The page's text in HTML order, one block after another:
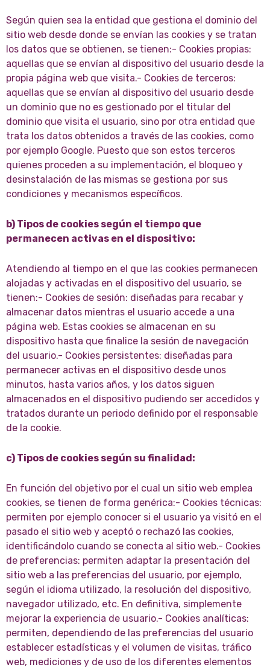
Según quien sea la entidad que gestiona el dominio del
sitio web desde donde se envían las cookies y se tratan
los datos que se obtienen, se tienen:- Cookies propias:
aquellas que se envían al dispositivo del usuario desde la
propia página web que visita.- Cookies de terceros:
aquellas que se envían al dispositivo del usuario desde
un dominio que no es gestionado por el titular del
dominio que visita el usuario, sino por otra entidad que
trata los datos obtenidos a través de las cookies, como
por ejemplo Google. Puesto que son estos terceros
quienes proceden a su implementación, el bloqueo y
desinstalación de las mismas se gestiona por sus
condiciones y mecanismos específicos.
b) Tipos de cookies según el tiempo que
permanecen activas en el dispositivo:
Atendiendo al tiempo en el que las cookies permanecen
alojadas y activadas en el dispositivo del usuario, se
tienen:- Cookies de sesión: diseñadas para recabar y
almacenar datos mientras el usuario accede a una
página web. Estas cookies se almacenan en su
dispositivo hasta que finalice la sesión de navegación
del usuario.- Cookies persistentes: diseñadas para
permanecer activas en el dispositivo desde unos
minutos, hasta varios años, y los datos siguen
almacenados en el dispositivo pudiendo ser accedidos y
tratados durante un periodo definido por el responsable
de la cookie.
c) Tipos de cookies según su finalidad:
En función del objetivo por el cual un sitio web emplea
cookies, se tienen de forma genérica:- Cookies técnicas:
permiten por ejemplo conocer si el usuario ya visitó en el
pasado el sitio web y aceptó o rechazó las cookies,
identificándolo cuando se conecta al sitio web.- Cookies
de preferencias: permiten adaptar la presentación del
sitio web a las preferencias del usuario, por ejemplo,
según el idioma utilizado, la resolución del dispositivo,
navegador utilizado, etc. En definitiva, simplemente
mejorar la experiencia de usuario.- Cookies analíticas:
permiten, dependiendo de las preferencias del usuario
establecer estadísticas y el volumen de visitas, tráfico
web, mediciones y de uso de los diferentes elementos